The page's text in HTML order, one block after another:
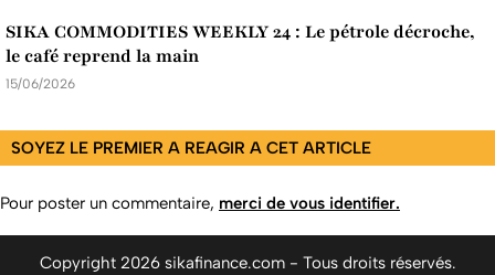
SIKA COMMODITIES WEEKLY 24 : Le pétrole décroche,
le café reprend la main
15/06/2026
SOYEZ LE PREMIER A REAGIR A CET ARTICLE
Pour poster un commentaire, merci de vous identifier.
Copyright 2026 sikafinance.com - Tous droits réservés.